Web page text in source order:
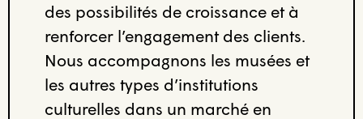
des possibilités de croissance et à
renforcer l’engagement des clients.
Nous accompagnons les musées et
les autres types d’institutions
culturelles dans un marché en